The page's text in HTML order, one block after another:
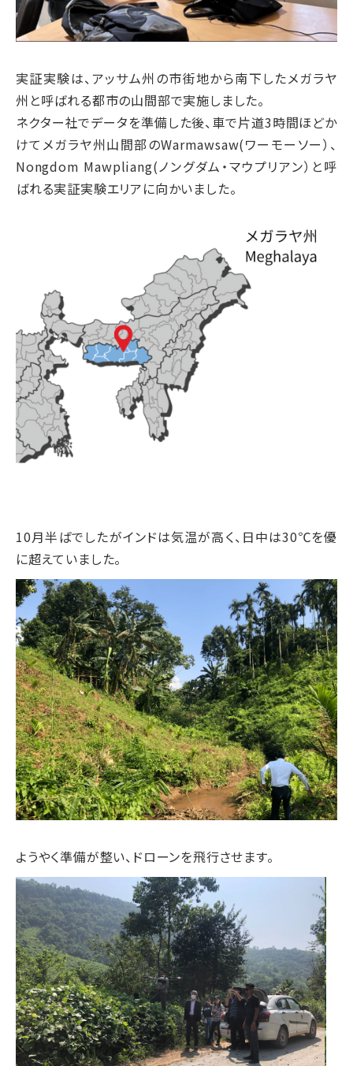
実証実験は、アッサム州の市街地から南下したメガラヤ
州と呼ばれる都市の山間部で実施しました。
ネクター社でデータを準備した後、車で片道3時間ほどか
けてメガラヤ州山間部のWarmawsaw(ワーモーソー）、
Nongdom Mawpliang(ノングダム・マウプリアン）と呼
ばれる実証実験エリアに向かいました。
10月半ばでしたがインドは気温が高く、日中は30℃を優
に超えていました。
ようやく準備が整い、ドローンを飛行させます。